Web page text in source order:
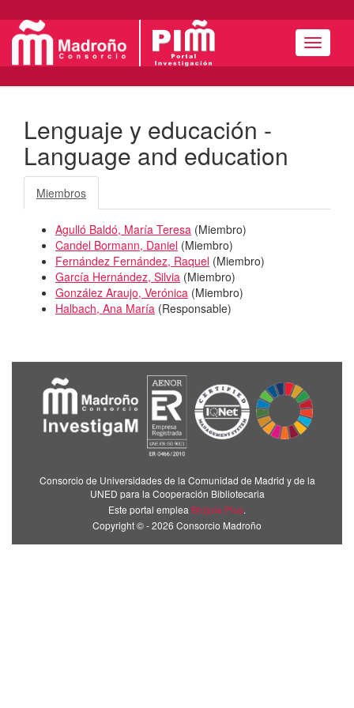
Menú
Lenguaje y educación -
Language and education
Miembros
Agulló Baldó, María Teresa (Miembro)
Candel Bormann, Daniel (Miembro)
Fernández Fernández, Raquel (Miembro)
García Hernández, Silvia (Miembro)
González Araujo, Verónica (Miembro)
Halbach, Ana María (Responsable)
Consorcio de Universidades de la Comunidad de Madrid y de la
UNED para la Cooperación Bibliotecaria
Este portal emplea Brújula Plus.
Copyright © - 2026 Consorcio Madroño